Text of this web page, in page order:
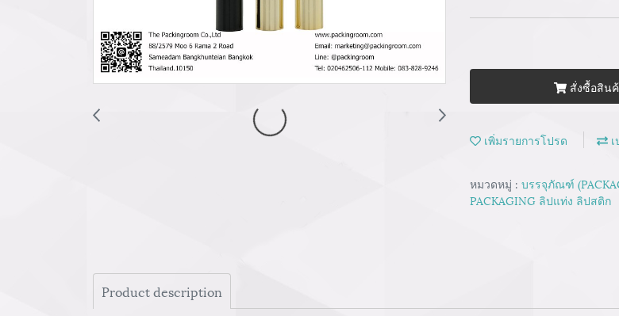
สั่งซื้อสิน
เพิ่มรายการโปรด
หมวดหมู่ : บรรจุภัณฑ์
PACKAGING ลิปแท่ง ลิปสติก
Product description